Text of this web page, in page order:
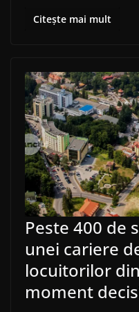
Citește mai mult
Peste 400 de
unei cariere
locuitorilor
moment